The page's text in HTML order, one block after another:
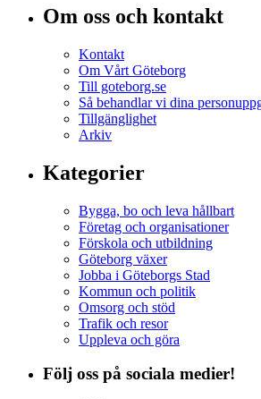
Om oss och kontakt
Kontakt
Om Vårt Göteborg
Till goteborg.se
Så behandlar vi dina
Tillgänglighet
Arkiv
Kategorier
Bygga, bo och leva hållbart
Företag och organisationer
Förskola och utbildning
Göteborg växer
Jobba i Göteborgs Stad
Kommun och politik
Omsorg och stöd
Trafik och resor
Uppleva och göra
Följ oss på sociala medier!